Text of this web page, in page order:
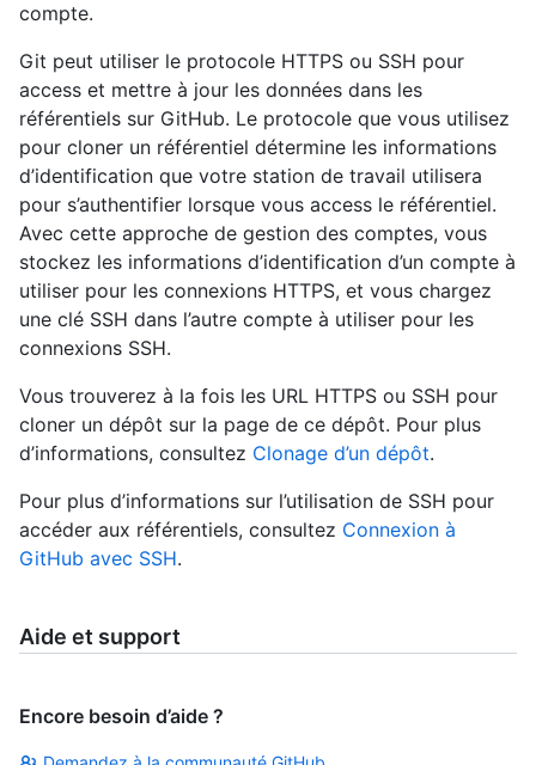
compte.
Git peut utiliser le protocole HTTPS ou SSH pour
access et mettre à jour les données dans les
référentiels sur GitHub. Le protocole que vous utilisez
pour cloner un référentiel détermine les informations
d’identification que votre station de travail utilisera
pour s’authentifier lorsque vous access le référentiel.
Avec cette approche de gestion des comptes, vous
stockez les informations d’identification d’un compte à
utiliser pour les connexions HTTPS, et vous chargez
une clé SSH dans l’autre compte à utiliser pour les
connexions SSH.
Vous trouverez à la fois les URL HTTPS ou SSH pour
cloner un dépôt sur la page de ce dépôt. Pour plus
d’informations, consultez Clonage d’un dépôt.
Pour plus d’informations sur l’utilisation de SSH pour
accéder aux référentiels, consultez Connexion à
GitHub avec SSH.
Aide et support
Encore besoin d’aide ?